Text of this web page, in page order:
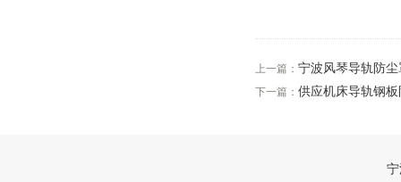
上一篇： 宁波风琴导轨防
下一篇： 供应机床导轨钢